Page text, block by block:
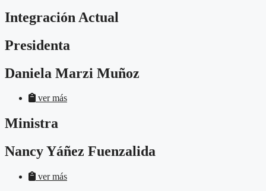
Integración Actual
Presidenta
Daniela Marzi Muñoz
ver más
Ministra
Nancy Yáñez Fuenzalida
ver más